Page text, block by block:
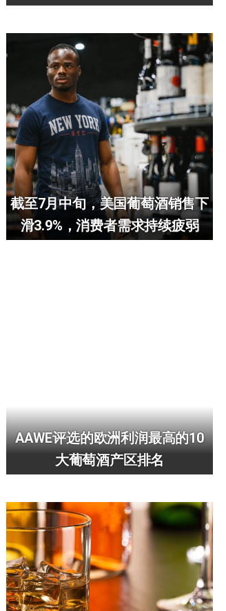
截至7月中旬，美国葡萄酒销售下
滑3.9%，消费者需求持续疲弱
AAWE评选的欧洲利润最高的10
大葡萄酒产区排名